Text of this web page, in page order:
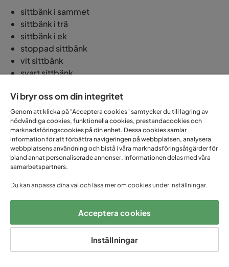
sittbänk i sammet
sittbänk i trä
sittbänk i ek
stoppad sittbänk
vit sittbänk
svart sittbänk
Kankse vill du inreda lantligt och romantiskt, eller stilrent och
modernt? Oavsett så hittar du sittbänkar i en mängd olika stilar hos
Trademax.
Att tänka på när du ska köpa en sittbänk
Med stor variation och mängder av sittbänkar i olika modeller så kan
det vara svårt att veta vilken sittbänk som passar dig bäst. Nedan har vi
sittbänk.
Användningsområde
- Beroende på vad sittbänken
är avsedd att användas till så lämpar sig en del
på en plats där den kommer att användas dagligen,
Vi bryr oss om din integritet
Genom att klicka på "Acceptera cookies" samtycker du till lagring av
nödvändiga cookies, funktionella cookies, prestandacookies och
marknadsföringscookies på din enhet. Dessa cookies samlar
information för att förbättra navigeringen på webbplatsen, analysera
webbplatsens användning och bistå i våra marknadsföringsåtgärder för
bland annat personaliserade annonser. Informationen delas med våra
samarbetspartners.
Du kan anpassa dina val och läsa mer om cookies under Inställningar.
Acceptera cookies
Inställningar